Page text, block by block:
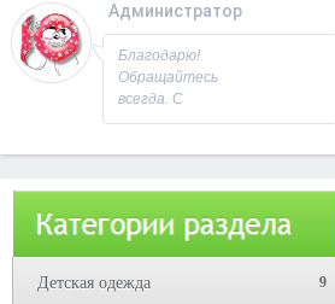
исполнили! Большое
спасибо!
Администратор
22.09.2023 - 09:19
Благодарю!
Обращайтесь
всегда. С
Уважением,
Детская одежда 9